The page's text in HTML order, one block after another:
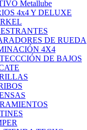
Metallube
4x4 Y DELUXE
DE RUEDA
4X4
DE BAJOS